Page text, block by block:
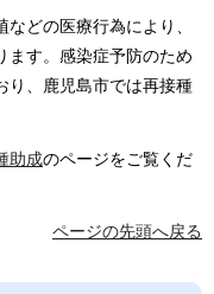
どの医療行為により、
ます。感染症予防のため
り、鹿児島市では再接種
助成のページをご覧くだ
ページの先頭へ戻る